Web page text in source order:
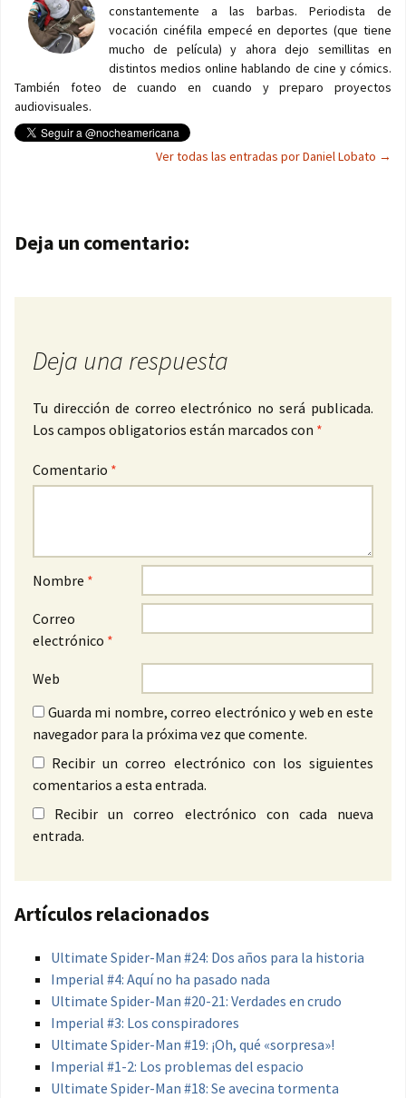
constantemente a las barbas. Periodista de
vocación cinéfila empecé en deportes (que tiene
mucho de película) y ahora dejo semillitas en
distintos medios online hablando de cine y cómics.
También foteo de cuando en cuando y preparo proyectos
audiovisuales.
Ver todas las entradas por Daniel Lobato →
Navegación de entradas
Deja un comentario:
Deja una respuesta
Tu dirección de correo electrónico no será publicada.
Los campos obligatorios están marcados con *
Comentario *
Nombre *
Correo
electrónico *
Web
Guarda mi nombre, correo electrónico y web en este
navegador para la próxima vez que comente.
Recibir un correo electrónico con los siguientes
comentarios a esta entrada.
Recibir un correo electrónico con cada nueva
entrada.
Artículos relacionados
Ultimate Spider-Man #24: Dos años para la historia
Imperial #4: Aquí no ha pasado nada
Ultimate Spider-Man #20-21: Verdades en crudo
Imperial #3: Los conspiradores
Ultimate Spider-Man #19: ¡Oh, qué «sorpresa»!
Imperial #1-2: Los problemas del espacio
Ultimate Spider-Man #18: Se avecina tormenta